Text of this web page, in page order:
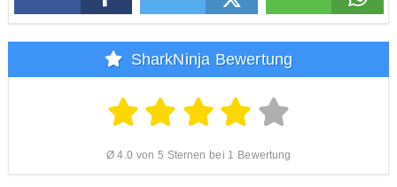
SharkNinja Bewertung
Ø 4.0 von 5 Sternen bei 1 Bewertung